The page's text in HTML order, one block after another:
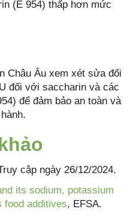
(E 954) thấp hơn mức
Châu Âu xem xét sửa đổi
đối với saccharin và các
để đảm bảo an toàn và
cập ngày 26/12/2024.
its sodium, potassium
food additives, EFSA.